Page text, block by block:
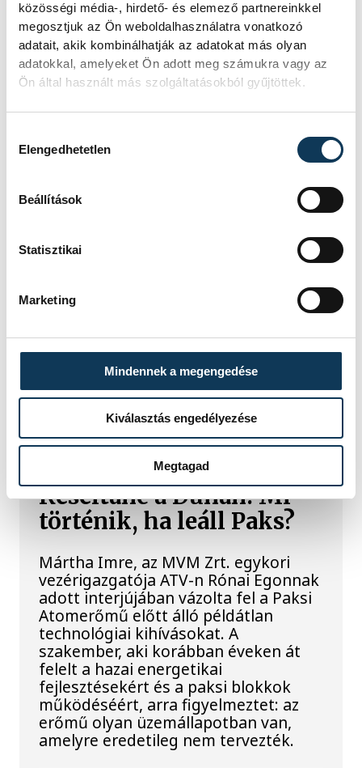
közösségi média-, hirdető- és elemező partnereinkkel
megosztjuk az Ön weboldalhasználatra vonatkozó
adatait, akik kombinálhatják az adatokat más olyan
adatokkal, amelyeket Ön adott meg számukra vagy az
Ön által használt más szolgáltatásokból gyűjtöttek.
Elengedhetetlen
Beállítások
Statisztikai
Marketing
Mindennek a megengedése
Kiválasztás engedélyezése
Megtagad
étellel indult. Egy fonyódi hely nyert...
Meglepték az elemzőket
Hatalmas meglepetésként értékelték
az elemzők a júliusi, 1,2 százalékos
világháborús leletek az
egy csaknem komplett, II.
világháborús német DKW NZ 350-1
motorkerékpárbukkant elő a
Batthyány téri rakpart sziklái alól,
máshol pedig egy közel féltonnás brit
akna került elő.
Késéltánc a Dunán: Mi
történik, ha leáll Paks?
Mártha Imre, az MVM Zrt. egykori
vezérigazgatója ATV-n Rónai Egonnak
adott interjújában vázolta fel a Paksi
Atomerőmű előtt álló példátlan
technológiai kihívásokat. A
szakember, aki korábban éveken át
felelt a hazai energetikai
fejlesztésekért és a paksi blokkok
működéséért, arra figyelmeztet: az
erőmű olyan üzemállapotban van,
amelyre eredetileg nem tervezték.